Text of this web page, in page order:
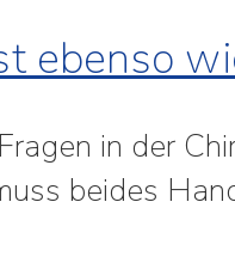
ebenso
in der
beides